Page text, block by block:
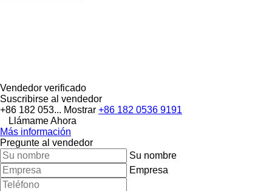
Vendedor verificado
Suscribirse al vendedor
+86 182 053... Mostrar +86 182 0536 9191
Llámame Ahora
Más información
Pregunte al vendedor
Su nombre
Empresa